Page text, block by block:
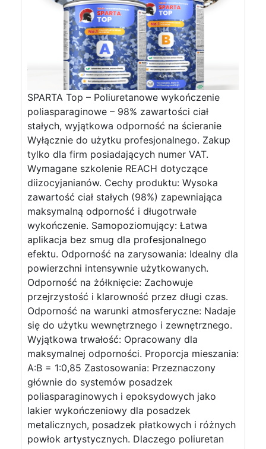
SPARTA Top – Poliuretanowe wykończenie
poliasparaginowe – 98% zawartości ciał
stałych, wyjątkowa odporność na ścieranie
Wyłącznie do użytku profesjonalnego. Zakup
tylko dla firm posiadających numer VAT.
Wymagane szkolenie REACH dotyczące
diizocyjanianów. Cechy produktu: Wysoka
zawartość ciał stałych (98%) zapewniająca
maksymalną odporność i długotrwałe
wykończenie. Samopoziomujący: Łatwa
aplikacja bez smug dla profesjonalnego
efektu. Odporność na zarysowania: Idealny dla
powierzchni intensywnie użytkowanych.
Odporność na żółknięcie: Zachowuje
przejrzystość i klarowność przez długi czas.
Odporność na warunki atmosferyczne: Nadaje
się do użytku wewnętrznego i zewnętrznego.
Wyjątkowa trwałość: Opracowany dla
maksymalnej odporności. Proporcja mieszania:
A:B = 1:0,85 Zastosowania: Przeznaczony
głównie do systemów posadzek
poliasparaginowych i epoksydowych jako
lakier wykończeniowy dla posadzek
metalicznych, posadzek płatkowych i różnych
powłok artystycznych. Dlaczego poliuretan